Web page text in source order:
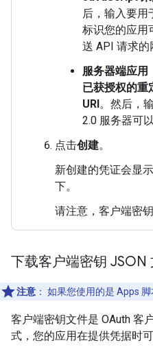
后，输入要用
标识您的应用
送 API 请求的
服务器端应用
已获授权的重
URI。然后，
2.0 服务器可
点击创建。
新创建的凭证会显
下。
请注意，客户端密
下载客户端密钥 JSON
注意 ： 如果您使用的是 Apps 脚
客户端密钥文件是 OAuth 客
式，您的应用在提供凭据时